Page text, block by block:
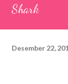
Shark
Desember 22,